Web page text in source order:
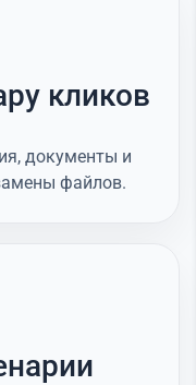
кликов
документы и
файлов.